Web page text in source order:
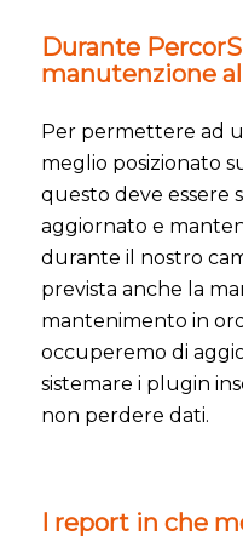
Durante
manutenzione
Per permettere ad
meglio posizionato
questo deve essere
aggiornato e
durante il nostro
prevista anche la
mantenimento in
occuperemo di
sistemare i plugin
non perdere dati.
I report in che